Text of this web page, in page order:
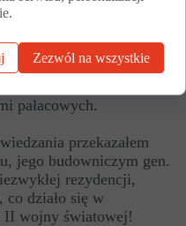
znajduje się w
udali się do Sypialni
dawnej biblioteki i
Groty Pompejańskiej,
pałacowych.
przekazałem
jego budowniczym gen.
rezydencji,
co działo się w
II wojny światowej!
Zezwól na wszystkie